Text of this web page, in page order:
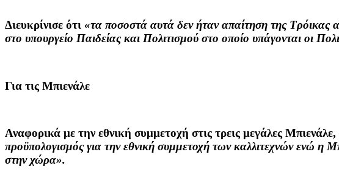
Διευκρίνισε ότι «τα ποσοστά αυτά δεν ήταν απαίτηση της Τρόικας
στο υπουργείο Παιδείας και Πολιτισμού στο οποίο υπάγονται οι
Για τις Μπιενάλε
Αναφορικά με την εθνική συμμετοχή στις τρεις μεγάλες
προϋπολογισμός για την εθνική συμμετοχή των καλλιτεχνών ενώ η
στην χώρα».